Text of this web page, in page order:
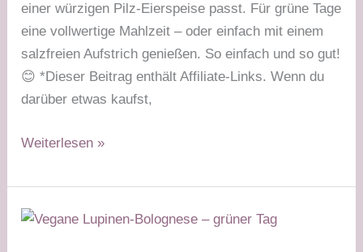
einer würzigen Pilz-Eierspeise passt. Für grüne Tage
eine vollwertige Mahlzeit – oder einfach mit einem
salzfreien Aufstrich genießen. So einfach und so gut!
😊 *Dieser Beitrag enthält Affiliate-Links. Wenn du
darüber etwas kaufst,
Kürbiskernmehl-
mit
Pilz-
Weiterlesen »